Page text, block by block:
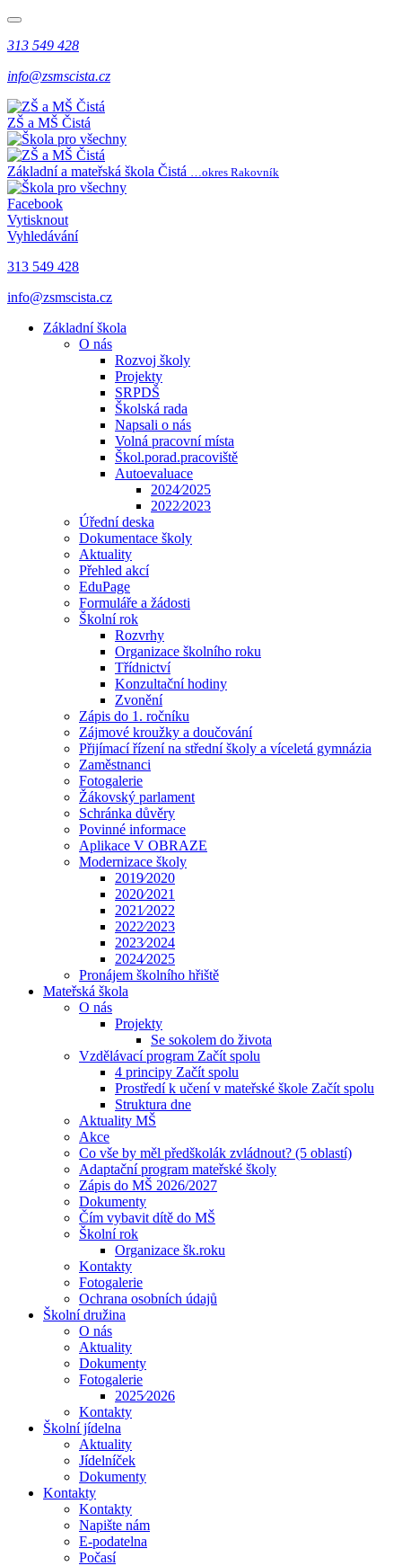
313 549 428
info@zsmscista.cz
ZŠ a MŠ Čistá
Základní a mateřská škola Čistá …okres Rakovník
Facebook
Vytisknout
Vyhledávání
313 549 428
info@zsmscista.cz
Základní škola
O nás
Rozvoj školy
Projekty
SRPDŠ
Školská rada
Napsali o nás
Volná pracovní místa
Škol.porad.pracoviště
Autoevaluace
2024⁄2025
2022⁄2023
Úřední deska
Dokumentace školy
Aktuality
Přehled akcí
EduPage
Formuláře a žádosti
Školní rok
Rozvrhy
Organizace školního roku
Třídnictví
Konzultační hodiny
Zvonění
Zápis do 1. ročníku
Zájmové kroužky a doučování
Přijímací řízení na střední školy a víceletá gymnázia
Zaměstnanci
Fotogalerie
Žákovský parlament
Schránka důvěry
Povinné informace
Aplikace V OBRAZE
Modernizace školy
2019⁄2020
2020⁄2021
2021⁄2022
2022⁄2023
2023⁄2024
2024⁄2025
Pronájem školního hřiště
Mateřská škola
O nás
Projekty
Se sokolem do života
Vzdělávací program Začít spolu
4 principy Začít spolu
Prostředí k učení v mateřské škole Začít spolu
Struktura dne
Aktuality MŠ
Akce
Co vše by měl předškolák zvládnout? (5 oblastí)
Adaptační program mateřské školy
Zápis do MŠ 2026/2027
Dokumenty
Čím vybavit dítě do MŠ
Školní rok
Organizace šk.roku
Kontakty
Fotogalerie
Ochrana osobních údajů
Školní družina
O nás
Aktuality
Dokumenty
Fotogalerie
2025⁄2026
Kontakty
Školní jídelna
Aktuality
Jídelníček
Dokumenty
Kontakty
Kontakty
Napište nám
E-podatelna
Počasí